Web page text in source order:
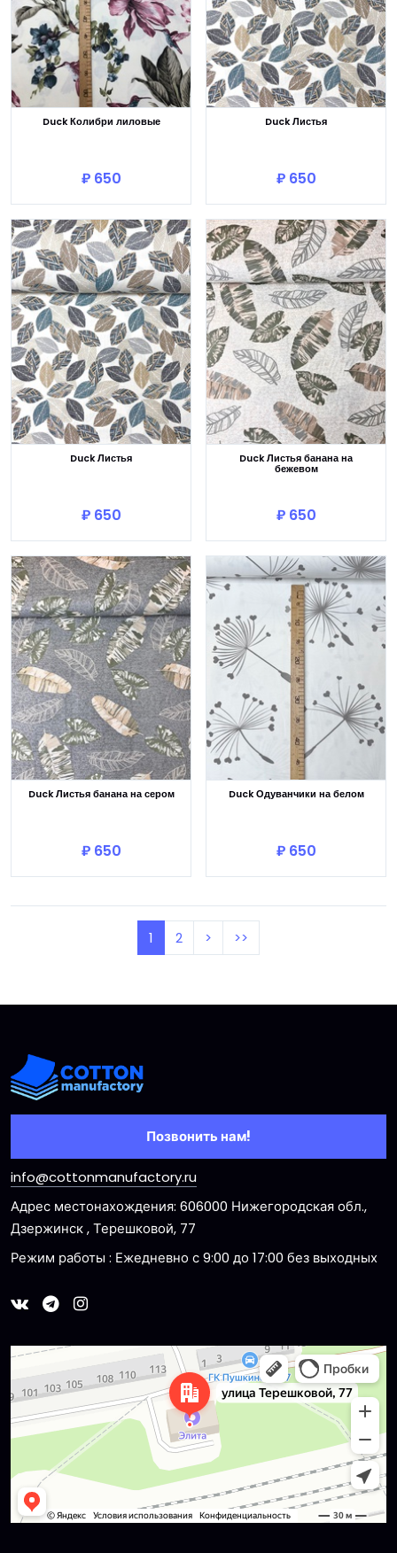
Duck Колибри лиловые
₽ 650
Duck Листья
₽ 650
Duck Листья
₽ 650
Duck Листья банана на
бежевом
₽ 650
Duck Листья банана на сером
₽ 650
Duck Одуванчики на белом
₽ 650
1 2 > >>
Позвонить нам!
info@cottonmanufactory.ru
Адрес местонахождения: 606000 Нижегородская обл.,
Дзержинск , Терешковой, 77
Режим работы : Ежедневно с 9:00 до 17:00 без выходных
Dzerzhinsk
Ulitsa Tereshkovoy, 77 — Yandex Maps